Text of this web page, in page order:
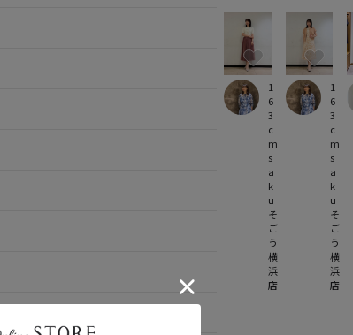
そ
ご
う
横
浜
店
s
a
k
u
1
6
3
c
m
そ
ご
う
横
浜
店
s
a
k
u
1
6
3
c
m